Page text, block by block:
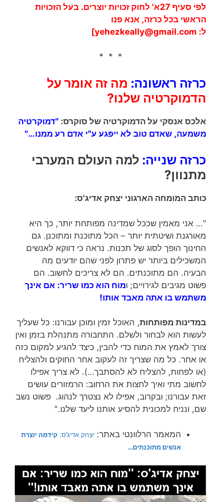
לפי סעיף 27א' לחוק זכויות יוצרים. בעל הזכויות
הראשי בכל כרזה, אנא פנו
ל: yehezkeally@gmail.com
]
* * *
כרזה ראשונה: מה זה אומר על
הדמוקרטיה שלנו?
אלכס אנסקי על הדמוקרטיה של סוקרס:
"דמוקרטיה
משמעה, שאדם טוב לא ייפגע ע"י אדם רע ממנו…"
כרזה שנייה: למה העולם המערבי
מתנוון?
כותב המומחה הארגוני יצחק אדיג'ס:
"… אני מאמין שככל שמדינה מפותחת יותר, כך היא
מאורגנת ושיטתית יותר – הכל מתוכנת ומתוכנן. גם
החינוך הופך לסוג של תכנות. נראה כי דווקא לאנשים
המשכילים ביותר יש פתרון לפני שהם יודעים מה
הבעיה. הם מתוכנתים. הם לא צריכים לחשוב. הם
פשוט מגיבים לגירויים; ומוח הוא כמו שריר: אם אינך
משתמש בו אתה מאבד אותו!
במדינות מפותחות, האוכל זמין ומוכן עבורנו: כל שעליך
לעשות הוא לבחור ולשלם. התחבורה מתנהלת בזמן ואין
צורך לאמץ את המוח כדי להבין, כיצד להגיע למקום כזה
או אחר. כל מה שצריך זה לעקוב אחר החוקים ולהצליח
(או לפחות, להצליח לא להסתבך…). לא צריך אפילו
לחשוב מתי ואיך לחצות את הרחוב: הרמזורים עושים
זאת עבורנו; ובקרוב, אפילו לא נצטרך לנהוג. פשוט נשב
שם, ונניח למכונית להסיע אותנו ליעד שלנו."
המאמר הרלוונטי באתר: יצחק אדיג’ס: קידמה יוצרת
אנשים מתוכנתים…